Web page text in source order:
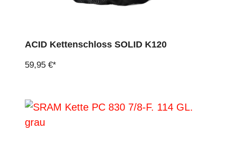
ACID Kettenschloss SOLID K120
59,95 €*